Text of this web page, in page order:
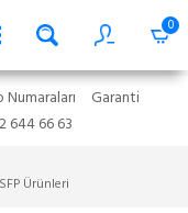
0
Garanti
644 66 63
Ürünleri